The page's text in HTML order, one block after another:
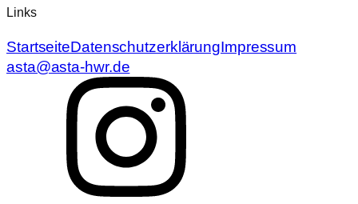
Links
StartseiteDatenschutzerklärungImpressum
asta@asta-hwr.de